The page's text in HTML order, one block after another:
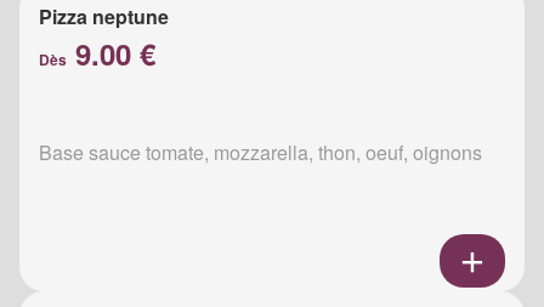
Pizza neptune
Dès 9.00 €
Base sauce tomate, mozzarella, thon, oeuf, oignons